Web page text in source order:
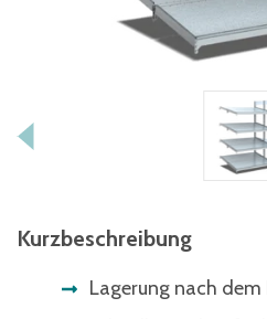
Kurzbeschreibung
Lagerung nach dem